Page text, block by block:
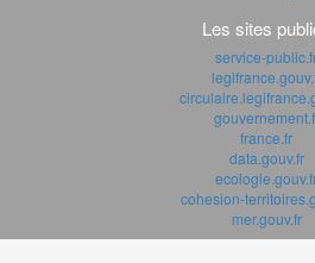
Les sites
service-
france.fr
data.gouv.fr
cohesion-
mer.gouv.fr